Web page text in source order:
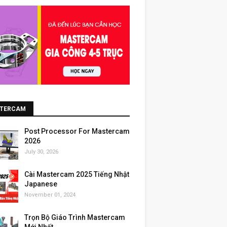
Post Processor For Mastercam
2026
July 30, 2026
Cài Mastercam 2025 Tiếng Nhật
Japanese
November 01, 2024
Trọn Bộ Giáo Trình Mastercam